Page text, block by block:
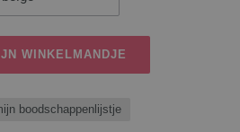
WINKELMANDJE
boodschappenlijstje